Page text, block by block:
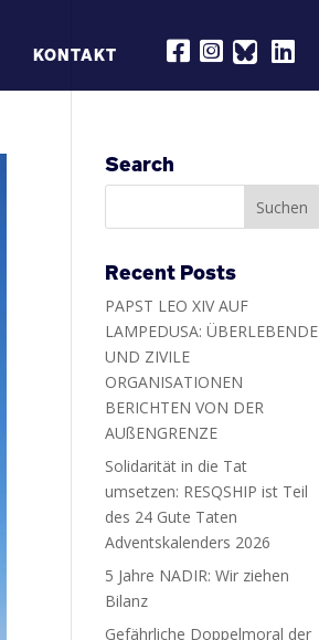
KONTAKT
R
E
Q
N
C
O
K
R
E
Q
N
S
G
A
M
R
E
Q
N
I
N
Search
Recent Posts
PAPST LEO XIV AUF
LAMPEDUSA: ÜBERLEBENDE
UND ZIVILE
ORGANISATIONEN
BERICHTEN VON DER
AUßENGRENZE
Solidarität in die Tat
umsetzen: RESQSHIP ist Teil
des 24 Gute Taten
Adventskalenders 2026
5 Jahre NADIR: Wir ziehen
Bilanz
Gefährliche Doppelmoral der